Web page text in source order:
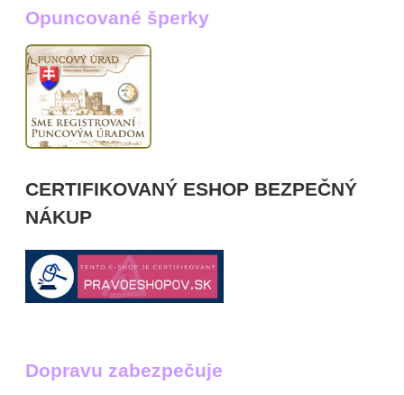
Opuncované šperky
CERTIFIKOVANÝ ESHOP BEZPEČNÝ
NÁKUP
Dopravu zabezpečuje